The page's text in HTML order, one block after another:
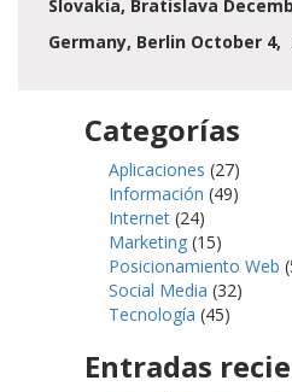
Slovakia, Bratislava
Germany, Berlin October 4,
Categorías
Aplicaciones (27)
Información (49)
Internet (24)
Marketing (15)
Posicionamiento Web
Social Media (32)
Tecnología (45)
Entradas